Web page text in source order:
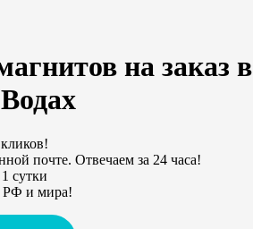
на заказ в
почте. Отвечаем за 24 часа!
сутки
РФ и мира!